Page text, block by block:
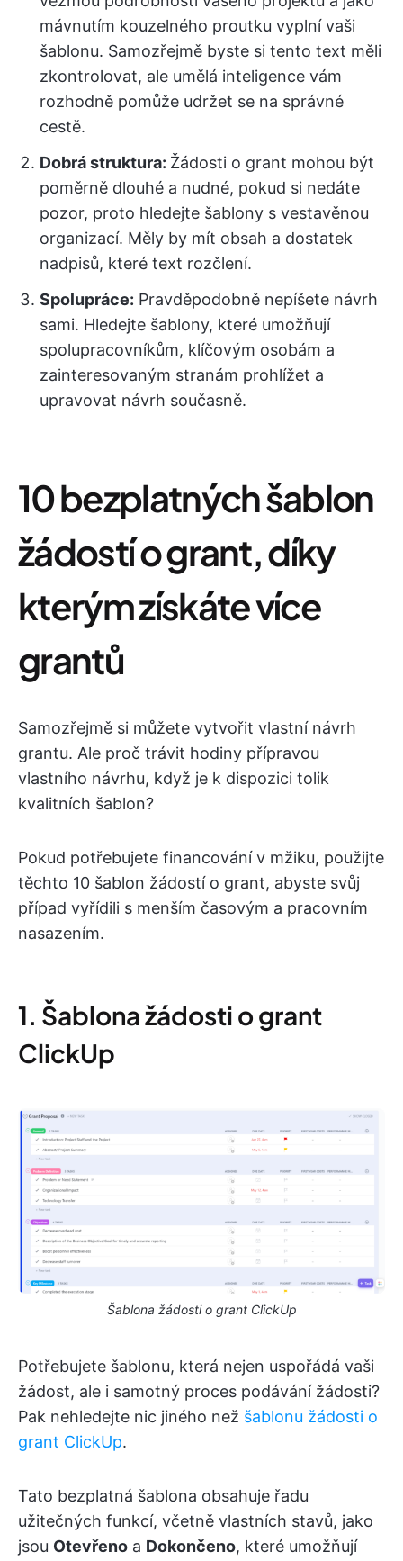
mávnutím kouzelného proutku vyplní vaši
šablonu. Samozřejmě byste si tento text měli
zkontrolovat, ale umělá inteligence vám
rozhodně pomůže udržet se na správné
cestě.
Dobrá struktura: Žádosti o grant mohou být
poměrně dlouhé a nudné, pokud si nedáte
pozor, proto hledejte šablony s vestavěnou
organizací. Měly by mít obsah a dostatek
nadpisů, které text rozčlení.
Spolupráce: Pravděpodobně nepíšete návrh
sami. Hledejte šablony, které umožňují
spolupracovníkům, klíčovým osobám a
zainteresovaným stranám prohlížet a
upravovat návrh současně.
10 bezplatných šablon
žádostí o grant, díky
kterým získáte více
grantů
Samozřejmě si můžete vytvořit vlastní návrh
grantu. Ale proč trávit hodiny přípravou
vlastního návrhu, když je k dispozici tolik
kvalitních šablon?
Pokud potřebujete financování v mžiku, použijte
těchto 10 šablon žádostí o grant, abyste svůj
případ vyřídili s menším časovým a pracovním
nasazením.
1. Šablona žádosti o grant
ClickUp
Šablona žádosti o grant ClickUp
Potřebujete šablonu, která nejen uspořádá vaši
žádost, ale i samotný proces podávání žádosti?
Pak nehledejte nic jiného než šablonu žádosti o
grant ClickUp.
Tato bezplatná šablona obsahuje řadu
užitečných funkcí, včetně vlastních stavů, jako
jsou Otevřeno a Dokončeno, které umožňují